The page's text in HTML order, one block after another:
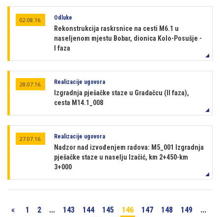
02.08.16. Odluke
Rekonstrukcija raskrsnice na cesti M6.1 u
naseljenom mjestu Bobar, dionica Kolo-Posušje -
I faza
28.07.16. Realizacije ugovora
Izgradnja pješačke staze u Gradačcu (II faza),
cesta M14.1_008
27.07.16. Realizacije ugovora
Nadzor nad izvođenjem radova: M5_001 Izgradnja
pješačke staze u naselju Izačić, km 2+450-km
3+000
« 1 2 ... 143 144 145 146 147 148 149
...